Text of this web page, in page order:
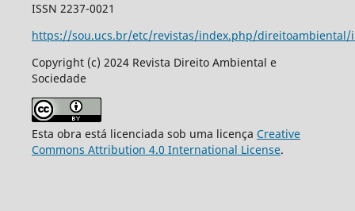
ISSN 2237-0021
https://sou.ucs.br/etc/revistas/index.php/direitoambiental/
Copyright (c) 2024 Revista Direito Ambiental e
Sociedade
Esta obra está licenciada sob uma licença Creative
Commons Attribution 4.0 International License.